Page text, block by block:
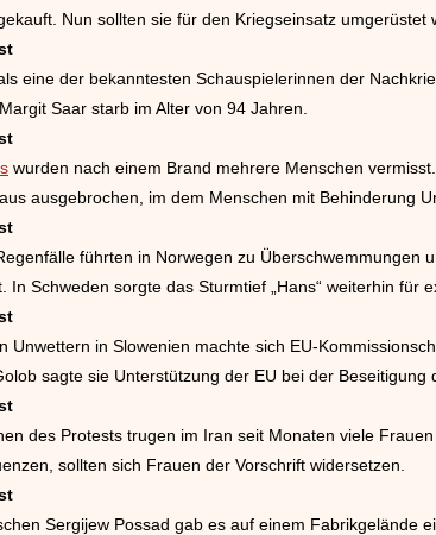
Nun sollten sie für den Kriegseinsatz umgerüstet
eine der bekanntesten Schauspielerinnen der
Saar starb im Alter von 94 Jahren.
wurden nach einem Brand mehrere Menschen
ausgebrochen, im dem Menschen mit Behinderung
führten in Norwegen zu Überschwemmungen
In Schweden sorgte das Sturmtief „Hans“ weiterhin für
Unwettern in Slowenien machte sich EU-
sagte sie Unterstützung der EU bei der Beseitigung
des Protests trugen im Iran seit Monaten viele
sollten sich Frauen der Vorschrift widersetzen.
Sergijew Possad gab es auf einem Fabrikgelände